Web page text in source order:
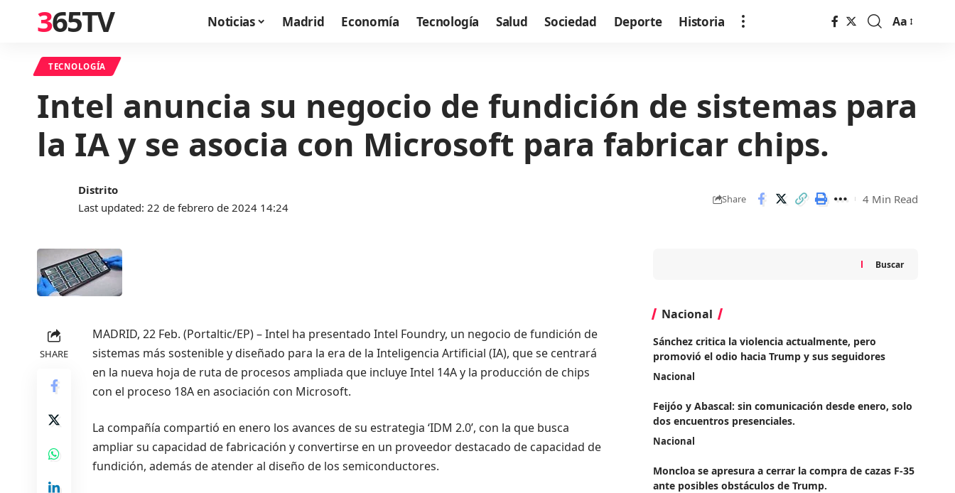
365TV Noticias Madrid Economía Tecnología Salud Sociedad Deporte Historia
Font
Aa
TECNOLOGÍA
Intel anuncia su negocio de fundición de sistemas para
la IA y se asocia con Microsoft para fabricar chips.
Last updated: 22 de febrero de 2024 14:24
Distrito
Share 4 Min Read
SHARE
MADRID, 22 Feb. (Portaltic/EP) – Intel ha presentado Intel Foundry, un negocio de fundición de
sistemas más sostenible y diseñado para la era de la Inteligencia Artificial (IA), que se centrará
en la nueva hoja de ruta de procesos ampliada que incluye Intel 14A y la producción de chips
con el proceso 18A en asociación con Microsoft.
La compañía compartió en enero los avances de su estrategia ‘IDM 2.0’, con la que busca
ampliar su capacidad de fabricación y convertirse en un proveedor destacado de capacidad de
fundición, además de atender al diseño de los semiconductores.
Buscar
Nacional
Sánchez critica la violencia actualmente, pero
promovió el odio hacia Trump y sus seguidores
Nacional
Feijóo y Abascal: sin comunicación desde enero, solo
dos encuentros presenciales.
Nacional
Moncloa se apresura a cerrar la compra de cazas F-35
ante posibles obstáculos de Trump.